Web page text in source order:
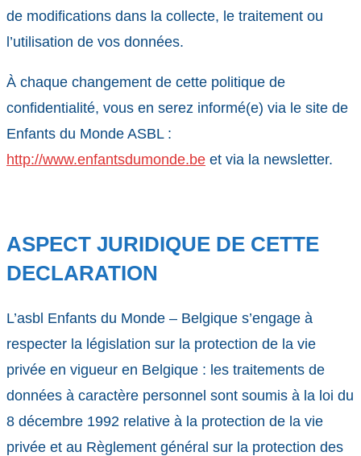
de modifications dans la collecte, le traitement ou
l’utilisation de vos données.
À chaque changement de cette politique de
confidentialité, vous en serez informé(e) via le site de
Enfants du Monde ASBL :
http://www.enfantsdumonde.be et via la newsletter.
ASPECT JURIDIQUE DE CETTE
DECLARATION
L’asbl Enfants du Monde – Belgique s’engage à
respecter la législation sur la protection de la vie
privée en vigueur en Belgique : les traitements de
données à caractère personnel sont soumis à la loi du
8 décembre 1992 relative à la protection de la vie
privée et au Règlement général sur la protection des